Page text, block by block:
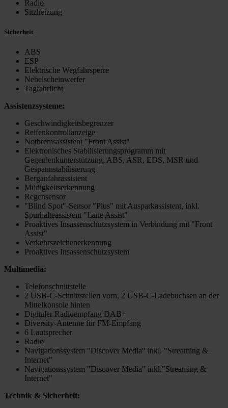
Radio
Sitzheizung
Sicherheit
ABS
ESP
Elektrische Wegfahrsperre
Nebelscheinwerfer
Tagfahrlicht
Assistenzsysteme:
Geschwindigkeitsbegrenzer
Reifenkontrollanzeige
Notbremsassistent "Front Assist"
Elektronisches Stabilisierungsprogramm mit
Gegenlenkunterstützung, ABS, ASR, EDS, MSR und
Gespannstabilisierung
Berganfahrassistent
Müdigkeitserkennung
Regensensor
"Blind Spot"-Sensor "Plus" mit Ausparkassistent, inkl.
Spurhalteassistent "Lane Assist"
Proaktives Insassenschutzsystem in Verbindung mit "Front
Assist"
Verkehrszeichenerkennung
Proaktives Insassenschutzsystem
Multimedia:
Telefonschnittstelle
2 USB-C-Schnittstellen vorn, 2 USB-C-Ladebuchsen an der
Mittelkonsole hinten
Digitaler Radioempfang DAB+
Diversity-Antenne für FM-Empfang
6 Lautsprecher
Radio
Navigationssystem "Discover Media" inkl. "Streaming &
Internet"
Navigationssystem "Discover Media" inkl."Streaming &
Internet"
Technik & Sicherheit: